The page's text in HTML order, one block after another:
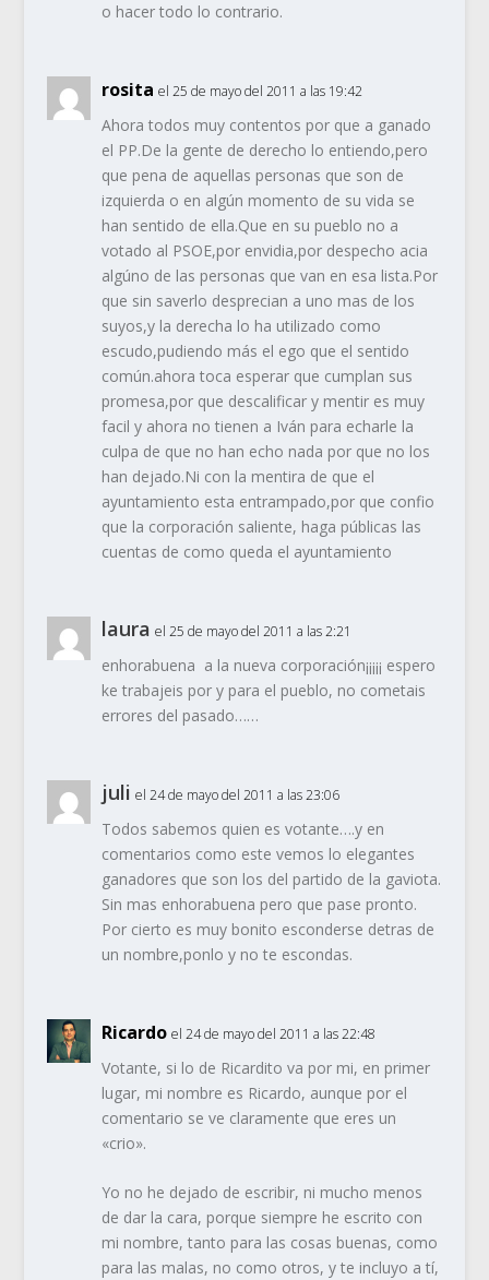
o hacer todo lo contrario.
rosita el 25 de mayo del 2011 a las 19:42
Ahora todos muy contentos por que a ganado
el PP.De la gente de derecho lo entiendo,pero
que pena de aquellas personas que son de
izquierda o en algún momento de su vida se
han sentido de ella.Que en su pueblo no a
votado al PSOE,por envidia,por despecho acia
algúno de las personas que van en esa lista.Por
que sin saverlo desprecian a uno mas de los
suyos,y la derecha lo ha utilizado como
escudo,pudiendo más el ego que el sentido
común.ahora toca esperar que cumplan sus
promesa,por que descalificar y mentir es muy
facil y ahora no tienen a Iván para echarle la
culpa de que no han echo nada por que no los
han dejado.Ni con la mentira de que el
ayuntamiento esta entrampado,por que confio
que la corporación saliente, haga públicas las
cuentas de como queda el ayuntamiento
laura el 25 de mayo del 2011 a las 2:21
enhorabuena a la nueva corporación¡¡¡¡¡ espero
ke trabajeis por y para el pueblo, no cometais
errores del pasado……
juli el 24 de mayo del 2011 a las 23:06
Todos sabemos quien es votante….y en
comentarios como este vemos lo elegantes
ganadores que son los del partido de la gaviota.
Sin mas enhorabuena pero que pase pronto.
Por cierto es muy bonito esconderse detras de
un nombre,ponlo y no te escondas.
Ricardo el 24 de mayo del 2011 a las 22:48
Votante, si lo de Ricardito va por mi, en primer
lugar, mi nombre es Ricardo, aunque por el
comentario se ve claramente que eres un
«crio».
Yo no he dejado de escribir, ni mucho menos
de dar la cara, porque siempre he escrito con
mi nombre, tanto para las cosas buenas, como
para las malas, no como otros, y te incluyo a tí,